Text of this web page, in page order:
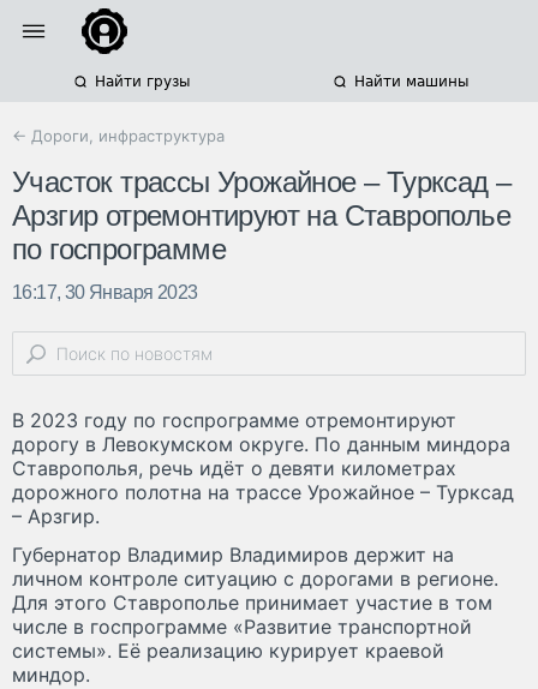
Найти грузы Найти машины
← Дороги, инфраструктура
Участок трассы Урожайное – Турксад –
Арзгир отремонтируют на Ставрополье
по госпрограмме
16:17, 30 Января 2023
В 2023 году по госпрограмме отремонтируют
дорогу в Левокумском округе. По данным миндора
Ставрополья, речь идёт о девяти километрах
дорожного полотна на трассе Урожайное – Турксад
– Арзгир.
Губернатор Владимир Владимиров держит на
личном контроле ситуацию с дорогами в регионе.
Для этого Ставрополье принимает участие в том
числе в госпрограмме «Развитие транспортной
системы». Её реализацию курирует краевой
миндор.